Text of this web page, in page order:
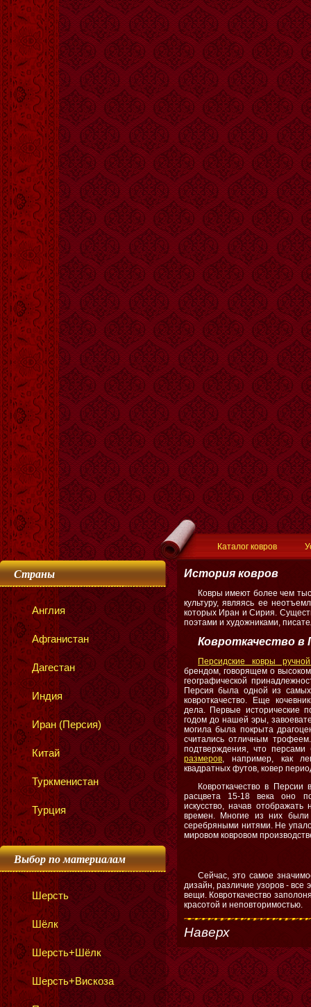
Страны
Англия
Афганистан
Дагестан
Индия
Иран (Персия)
Китай
Туркменистан
Турция
Выбор по материалам
Шерсть
Шёлк
Шерсть+Шёлк
Шерсть+Вискоза
Каталог ковров
История ковров
Ковры имеют более чем
культуру, являясь ее
которых Иран и Сирия.
поэтами и художниками,
Ковроткачество в
Персидские ковры
брендом, говорящем о высоком
географической
Персия была одной из
ковроткачество. Еще
дела. Первые исторические
годом до нашей эры,
могила была покрыта
считались отличным
подтверждения, что
размеров, например, как
квадратных футов, ковер
Ковроткачество в
расцвета 15-18 века оно
искусство, начав
времен. Многие из них
серебряными нитями. Не
мировом ковровом
Сейчас, это самое
дизайн, различие узоров -
вещи. Ковроткачество
красотой и неповторимостью.
Наверх